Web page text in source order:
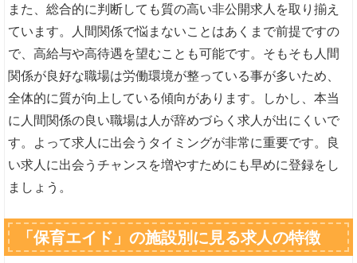
また、総合的に判断しても質の高い非公開求人を取り揃え
ています。人間関係で悩まないことはあくまで前提ですの
で、高給与や高待遇を望むことも可能です。そもそも人間
関係が良好な職場は労働環境が整っている事が多いため、
全体的に質が向上している傾向があります。しかし、本当
に人間関係の良い職場は人が辞めづらく求人が出にくいで
す。よって求人に出会うタイミングが非常に重要です。良
い求人に出会うチャンスを増やすためにも早めに登録をし
ましょう。
「保育エイド」の施設別に見る求人の特徴